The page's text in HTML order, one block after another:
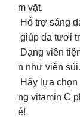
m vặt.
Hỗ trợ sáng
giúp da tươi
Dạng viên
n như viên sủi.
Hãy lựa
ng vitamin C
é!